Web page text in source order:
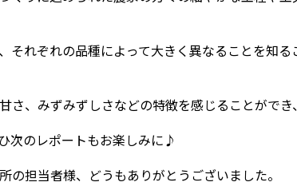
それぞれの品種によって大きく異なることを知る
さ、みずみずしさなどの特徴を感じることができ
次のレポートもお楽しみに♪
担当者様、どうもありがとうございました。